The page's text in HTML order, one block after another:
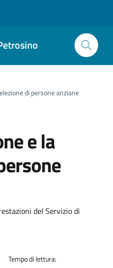
di persone anziane
e la
del Servizio di
Tempo di lettura: